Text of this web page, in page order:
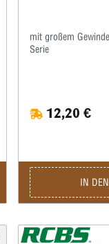
mit großem
Serie
12,20 €
IN